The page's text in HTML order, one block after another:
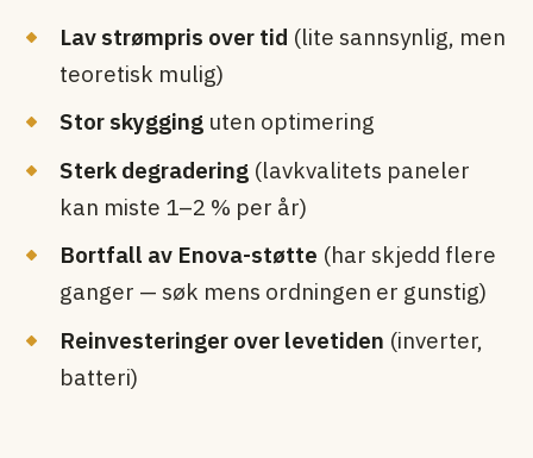
Lav strømpris over tid (lite sannsynlig, men
teoretisk mulig)
Stor skygging uten optimering
Sterk degradering (lavkvalitets paneler
kan miste 1–2 % per år)
Bortfall av Enova-støtte (har skjedd flere
ganger — søk mens ordningen er gunstig)
Reinvesteringer over levetiden (inverter,
batteri)